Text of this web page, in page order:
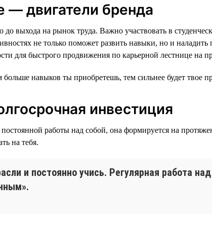
— двигатели бренда
выхода на рынок труда. Важно участвовать в
не только поможет развить навыки, но и
для быстрого продвижения по карьерной лестнице на
навыков ты приобретешь, тем сильнее будет твое
инвестиция
работы над собой, она формируется на
на тебя.
и постоянно учись. Регулярная работа